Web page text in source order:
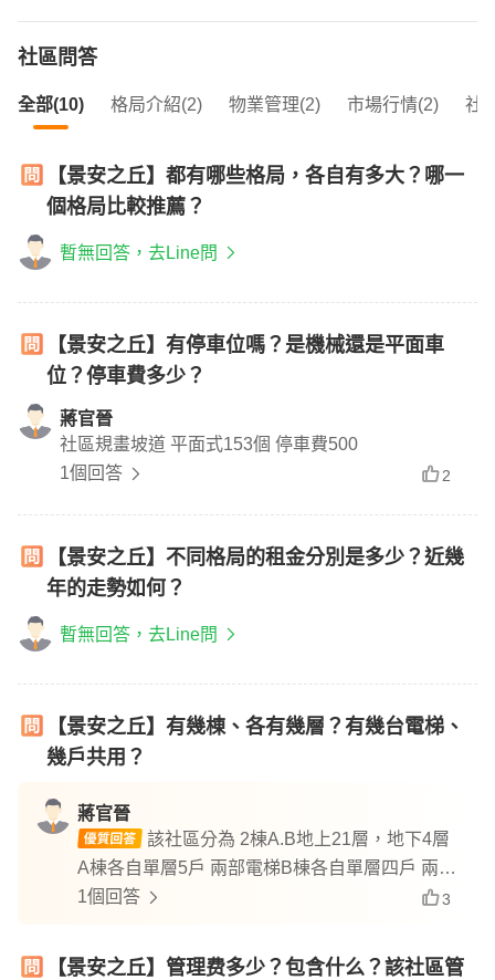
社區問答
全部(10) 格局介紹(2) 物業管理(2) 市場行情(2) 社
【景安之丘】都有哪些格局，各自有多大？哪一
個格局比較推薦？
暫無回答，去Line問
【景安之丘】有停車位嗎？是機械還是平面車
位？停車費多少？
蔣官晉
社區規畫坡道 平面式153個 停車費500
1個回答
2
【景安之丘】不同格局的租金分別是多少？近幾
年的走勢如何？
暫無回答，去Line問
【景安之丘】有幾棟、各有幾層？有幾台電梯、
幾戶共用？
蔣官晉
該社區分為 2棟A.B地上21層，地下4層
A棟各自單層5戶 兩部電梯B棟各自單層四戶 兩部
電梯
1個回答 3
【景安之丘】管理费多少？包含什么？該社區管